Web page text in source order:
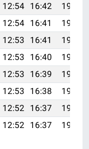
12:54 16:42
19:48
12:54 16:41
19:47
12:53 16:41
19:45
12:53 16:40
19:44
12:53 16:39
19:42
12:53 16:38
19:41
12:52 16:37
19:39
12:52 16:37 19:38